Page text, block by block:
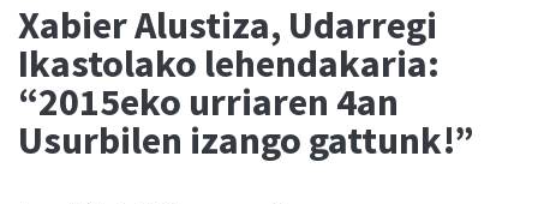
Xabier Alustiza, Udarregi
Ikastolako lehendakaria:
“2015eko urriaren 4an
Usurbilen izango gattunk!”